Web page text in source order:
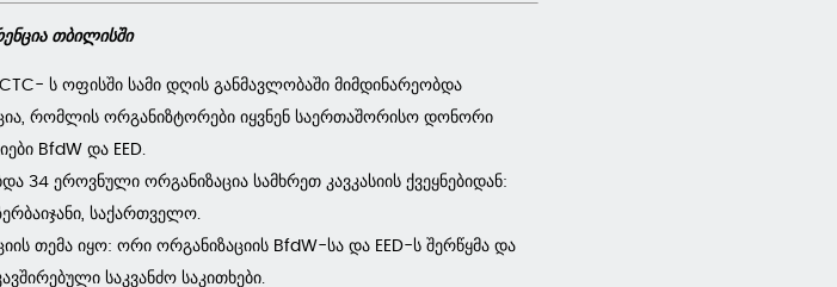
თბილისში
ს ოფისში სამი დღის განმავლობაში მიმდინარეობდა
რომლის ორგანიზტორები იყვნენ საერთაშორისო დონორი
BfdW და EED.
34 ეროვნული ორგანიზაცია სამხრეთ კავკასიის ქვეყნებიდან:
საქართველო.
თემა იყო: ორი ორგანიზაციის BfdW-სა და EED-ს შერწყმა და
საკვანძო საკითხები.